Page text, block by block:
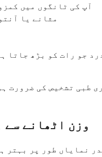
آپ کی ٹانگوں میں
مثانے یا
جو رات کو بڑھ جاتا
طبی تشخیص کی
وزن اٹھانے سے
نمایاں طور پر